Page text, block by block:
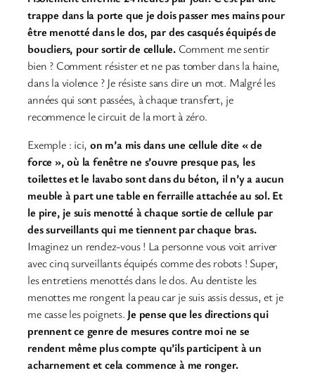
trappe dans la porte que je dois passer mes mains pour
être menotté dans le dos, par des casqués équipés de
boucliers, pour sortir de cellule.Comment me sentir
bien ? Comment résister et ne pas tomber dans la haine,
dans la violence ? Je résiste sans dire un mot. Malgré les
années qui sont passées, à chaque transfert, je
recommence le circuit de la mort à zéro.
Exemple : ici,on m’a mis dans une cellule dite « de
force », où la fenêtre ne s’ouvre presque pas, les
toilettes et le lavabo sont dans du béton, il n’y a aucun
meuble à part une table en ferraille attachée au sol. Et
le pire, je suis menotté à chaque sortie de cellule par
des surveillants qui me tiennent par chaque bras.
Imaginez un rendez-vous ! La personne vous voit arriver
avec cinq surveillants équipés comme des robots ! Super,
les entretiens menottés dans le dos. Au dentiste les
menottes me rongent la peau car je suis assis dessus, et je
me casse les poignets. Je pense que les directions qui
prennent ce genre de mesures contre moi ne se
rendent même plus compte qu’ils participent à un
acharnement et cela commence à me ronger.